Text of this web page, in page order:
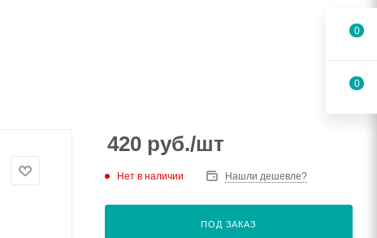
420 руб./шт
Нет в наличии Нашли дешевле?
ПОД ЗАКАЗ
0
0